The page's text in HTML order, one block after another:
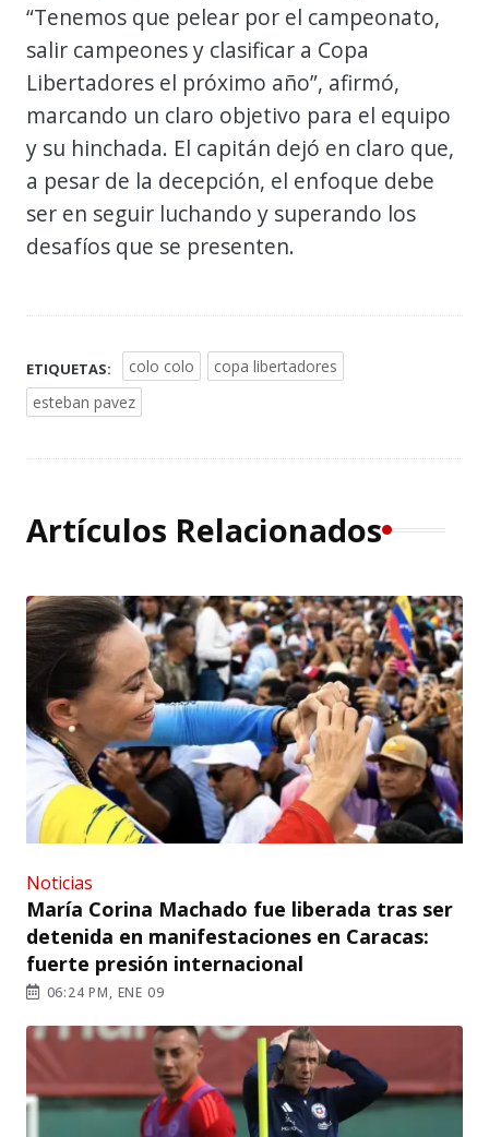
“Tenemos que pelear por el campeonato,
salir campeones y clasificar a Copa
Libertadores el próximo año”, afirmó,
marcando un claro objetivo para el equipo
y su hinchada. El capitán dejó en claro que,
a pesar de la decepción, el enfoque debe
ser en seguir luchando y superando los
desafíos que se presenten.
ETIQUETAS: colo colo
copa libertadores
esteban pavez
Artículos Relacionados
Noticias
María Corina Machado fue liberada tras ser
detenida en manifestaciones en Caracas:
fuerte presión internacional
06:24 PM, ENE 09